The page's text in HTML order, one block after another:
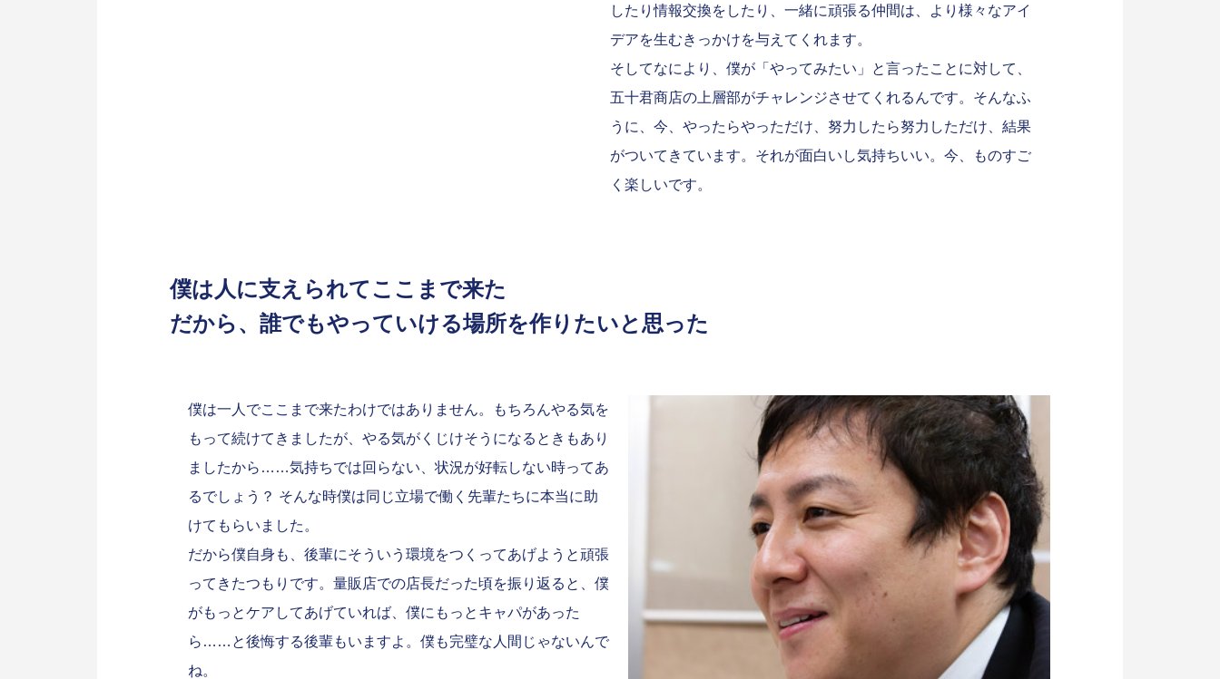
したり情報交換をしたり、一緒に頑張る仲間は、より様々なアイ
デアを生むきっかけを与えてくれます。
そしてなにより、僕が「やってみたい」と言ったことに対して、
五十君商店の上層部がチャレンジさせてくれるんです。そんなふ
うに、今、やったらやっただけ、努力したら努力しただけ、結果
がついてきています。それが面白いし気持ちいい。今、ものすご
く楽しいです。
僕は人に支えられてここまで来た
だから、誰でもやっていける場所を作りたいと思った
僕は一人でここまで来たわけではありません。もちろんやる気を
もって続けてきましたが、やる気がくじけそうになるときもあり
ましたから……気持ちでは回らない、状況が好転しない時ってあ
るでしょう？ そんな時僕は同じ立場で働く先輩たちに本当に助
けてもらいました。
だから僕自身も、後輩にそういう環境をつくってあげようと頑張
ってきたつもりです。量販店での店長だった頃を振り返ると、僕
がもっとケアしてあげていれば、僕にもっとキャパがあった
ら……と後悔する後輩もいますよ。僕も完璧な人間じゃないんで
ね。